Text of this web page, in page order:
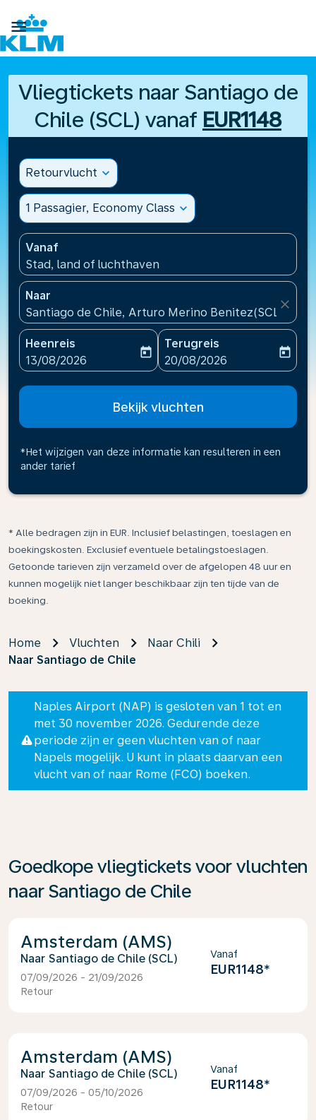

Vliegtickets naar Santiago de
Chile (SCL) vanaf EUR1148
Retourvlucht expand_more
1 Passagier, Economy Class expand_more
Vanaf
Stad, land of luchthaven
Naar
Santiago de Chile, Arturo Merino Benitez(SCL), Chili
close
Heenreis
fc-booking-departure-date-aria-label
13/08/2026
today
Terugreis
fc-booking-return-date-
20/08/2026
today
Bekijk vluchten
*Het wijzigen van deze informatie kan resulteren in een
ander tarief
* Alle bedragen zijn in EUR. Inclusief belastingen, toeslagen en
boekingskosten. Exclusief eventuele betalingstoeslagen.
Getoonde tarieven zijn verzameld over de afgelopen 48 uur en
kunnen mogelijk niet langer beschikbaar zijn ten tijde van de
boeking.
Home Vluchten
Naar Chili
Naar Santiago de Chile
Naples Airport (NAP) is gesloten van 1 tot en
met 30 november 2026. Gedurende deze
periode zijn er geen vluchten van of naar
Napels mogelijk. U kunt in plaats daarvan een
vlucht van of naar Rome (FCO) boeken.
Goedkope vliegtickets voor vluchten
naar Santiago de Chile
Amsterdam (AMS)
Santiago de Chile (SCL)
07/09/2026 - 21/09/2026
Retour
Vanaf
EUR1148*
Amsterdam (AMS)
Santiago de Chile (SCL)
07/09/2026 - 05/10/2026
Retour
Vanaf
EUR1148*